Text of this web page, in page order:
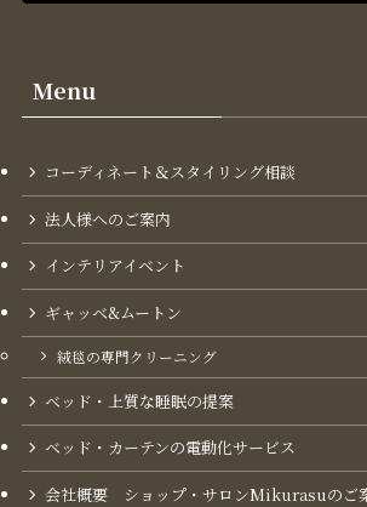
Menu
コーディネート＆スタイリング​相談
法人様へのご案内
インテリアイベント
ギャッベ&ムートン
絨毯の専門クリーニング
ベッド・上質な睡眠の提案
ベッド・カーテンの電動化サービス
会社概要 ショップ・サロンMikurasuのご